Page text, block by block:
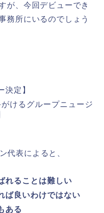
が、今回デビューでき
務所にいるのでしょう
決定】
けるグループニュージ
代表によると、
れることは難しい
ば良いわけではない
ある